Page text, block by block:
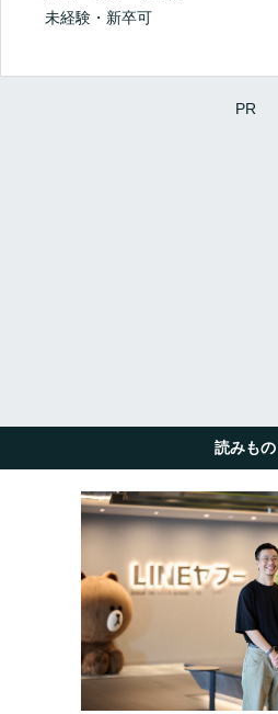
未経験・新卒可
PR
読みもの